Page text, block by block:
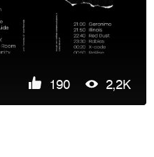
190 2,2K